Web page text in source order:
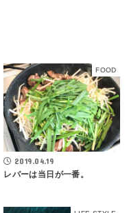
FOOD
2019.04.19
レバーは当日が一番。